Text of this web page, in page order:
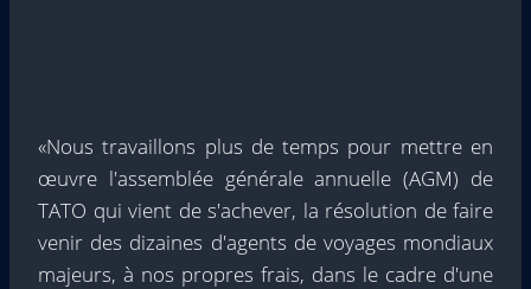
«Nous travaillons plus de temps pour mettre en
œuvre l'assemblée générale annuelle (AGM) de
TATO qui vient de s'achever, la résolution de faire
venir des dizaines d'agents de voyages mondiaux
majeurs, à nos propres frais, dans le cadre d'une